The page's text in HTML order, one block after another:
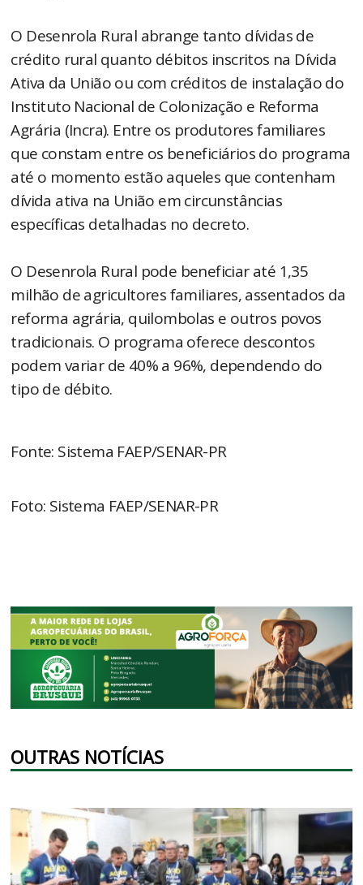
O Desenrola Rural abrange tanto dívidas de
crédito rural quanto débitos inscritos na Dívida
Ativa da União ou com créditos de instalação do
Instituto Nacional de Colonização e Reforma
Agrária (Incra). Entre os produtores familiares
que constam entre os beneficiários do programa
até o momento estão aqueles que contenham
dívida ativa na União em circunstâncias
específicas detalhadas no decreto.
O Desenrola Rural pode beneficiar até 1,35
milhão de agricultores familiares, assentados da
reforma agrária, quilombolas e outros povos
tradicionais. O programa oferece descontos
podem variar de 40% a 96%, dependendo do
tipo de débito.
Fonte: Sistema FAEP/SENAR-PR
Foto: Sistema FAEP/SENAR-PR
OUTRAS NOTÍCIAS